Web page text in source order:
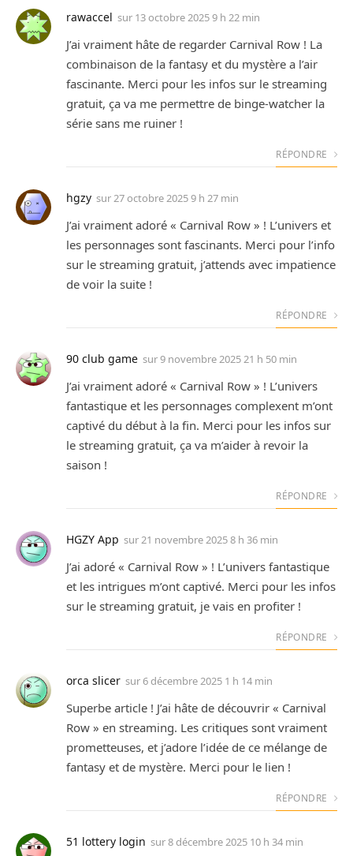
rawaccel sur 13 octobre 2025 9 h 22 min
J’ai vraiment hâte de regarder Carnival Row ! La
combinaison de la fantasy et du mystère a l’air
fascinante. Merci pour les infos sur le streaming
gratuit, ça va me permettre de binge-watcher la
série sans me ruiner !
RÉPONDRE
hgzy sur 27 octobre 2025 9 h 27 min
J’ai vraiment adoré « Carnival Row » ! L’univers et
les personnages sont fascinants. Merci pour l’info
sur le streaming gratuit, j’attends avec impatience
de voir la suite !
RÉPONDRE
90 club game sur9 novembre 2025 21 h 50 min
J’ai vraiment adoré « Carnival Row » ! L’univers
fantastique et les personnages complexent m’ont
captivé du début à la fin. Merci pour les infos sur
le streaming gratuit, ça va m’aider à revoir la
saison !
RÉPONDRE
HGZY App sur 21 novembre 2025 8 h 36 min
J’ai adoré « Carnival Row » ! L’univers fantastique
et les intrigues m’ont captivé. Merci pour les infos
sur le streaming gratuit, je vais en profiter !
RÉPONDRE
orca slicer sur6 décembre 2025 1 h 14 min
Superbe article ! J’ai hâte de découvrir « Carnival
Row » en streaming. Les critiques sont vraiment
prometteuses, et j’adore l’idée de ce mélange de
fantasy et de mystère. Merci pour le lien !
RÉPONDRE
51 lottery login sur8 décembre 2025 10 h 34 min